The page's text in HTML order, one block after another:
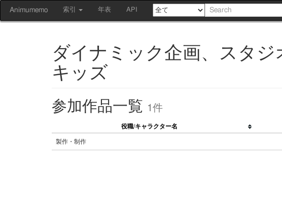
Animumemo 索引 年表 API
ダイナミック企画、スタ
キッズ
参加作品一覧 1件
役職/キャラクター名
製作・制作